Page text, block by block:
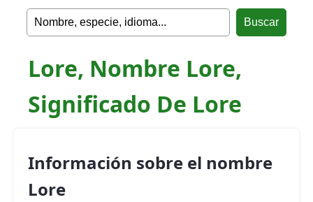
Lore, Nombre Lore,
Significado De Lore
Información sobre el nombre
Lore